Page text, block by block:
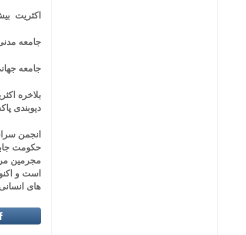
اکثریت بیش از ۲۵ میلیونی لشکر فقیران و مستمندان و
جامعه
جامعه
بلاخره
دیوبندی
انجمن
حکومت
مجرمین
است و
های